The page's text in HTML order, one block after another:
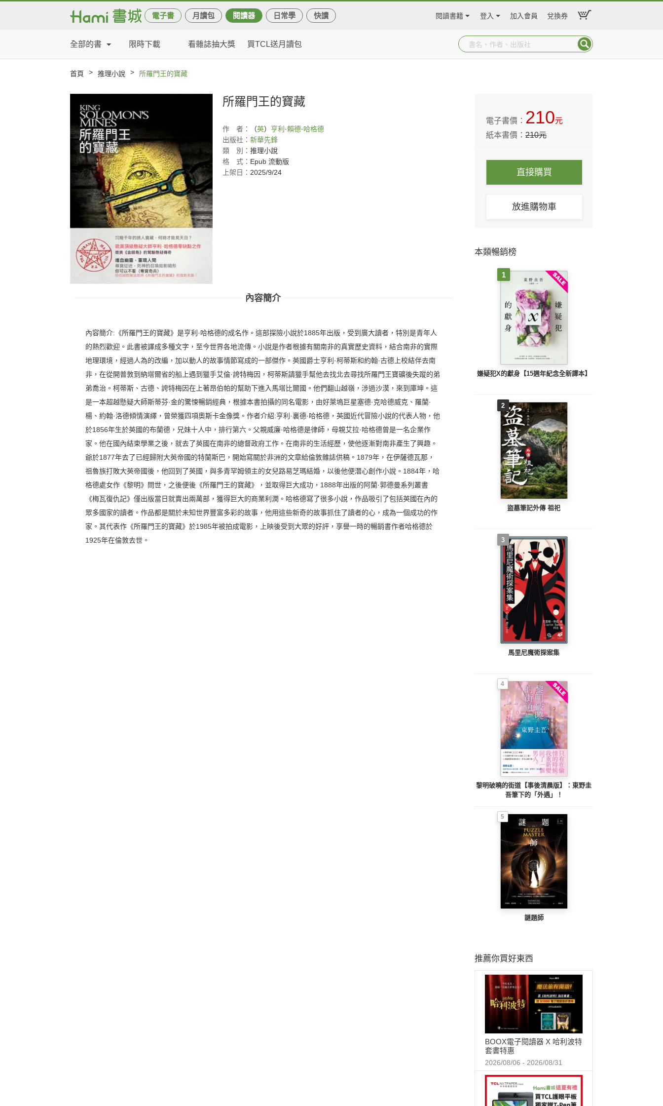
電子書 月讀包 閱讀器 日常學 快讀 閱讀書籍 登入 加入會員 兌換券
全部的書 限時下載 看雜誌抽大獎 買TCL送月讀包
首頁 > 推理小說 > 所羅門王的寶藏
所羅門王的寶藏
作 者： （英） 亨利 ·賴德·哈格德
出版社： 新華先鋒
類
別： 推理小說
格
式： Epub 流動版
上架日： 2025/9/24
內容簡介
內容簡介:《所羅門王的寶藏》是亨利·哈格德的成名作。這部探險小說於1885年出版，受到廣大讀者，特別是青年人
的熱烈歡迎。此書被譯成多種文字，至今世界各地流傳。小說是作者根據有關南非的真實歷史資料，結合南非的實際
地理環境，經過人為的改編，加以動人的故事情節寫成的一部傑作。英國爵士亨利·柯蒂斯和約翰·古德上校結伴去南
非，在從開普敦到納塔爾省的船上遇到獵手艾倫·誇特梅因，柯蒂斯請獵手幫他去找北去尋找所羅門王寶礦後失蹤的弟
弟喬治。柯蒂斯、古德、誇特梅因在上著昂伯帕的幫助下進入馬塔比爾國。他們翻山越嶺，涉過沙漠，來到庫坤。這
是一本超越懸疑大師斯蒂芬·金的驚悚暢銷經典，根據本書拍攝的同名電影，由好萊塢巨星塞德·克哈德威克、羅蘭·
楊、約翰·洛德傾情演繹，曾榮獲四項奧斯卡金像獎。作者介紹:亨利·裏德·哈格德，英國近代冒險小說的代表人物，他
於1856年生於英國的布蘭德，兄妹十人中，排行第六。父親威廉·哈格德是律師，母親艾拉·哈格德曾是一名企業作
家。他在國內結束學業之後，就去了英國在南非的總督政府工作。在南非的生活經歷，使他逐漸對南非產生了興趣。
爺於1877年去了已經歸附大英帝國的特蘭斯巴，開始寫關於非洲的文章給倫敦雜誌供稿。1879年，在伊薩德瓦那，
祖魯族打敗大英帝國後，他回到了英國，與多青罕姆領主的女兒路易芝瑪結婚，以後他便潛心創作小說。1884年，哈
格德處女作《黎明》問世，之後便後《所羅門王的寶藏》，並取得巨大成功，1888年出版的阿蘭·郭德曼系列叢書
《梅瓦復仇記》僅出版當日就賣出兩萬部，獲得巨大的商業利潤。哈格德寫了很多小說，作品吸引了包括英國在內的
眾多國家的讀者。作品都是關於未知世界豐富多彩的故事，他用這些新奇的故事抓住了讀者的心，成為一個成功的作
家。其代表作《所羅門王的寶藏》於1985年被拍成電影，上映後受到大眾的好評，享譽一時的暢銷書作者哈格德於
1925年在倫敦去世。
電子書價： 210元
紙本書價：210元
直接購買
放進購物車
本類暢銷榜
1
嫌疑犯X的獻身【15週年紀念全新譯本】
2
盜墓筆記外傳 祖祀
3
馬里尼魔術探案集
4
黎明破曉的街道【事後清晨版】：東野圭
吾筆下的「外遇」！
5
謎題師
推薦你買好東西
BOOX電子閱讀器 X 哈利波特
套書特惠
2026/08/06 - 2026/08/31